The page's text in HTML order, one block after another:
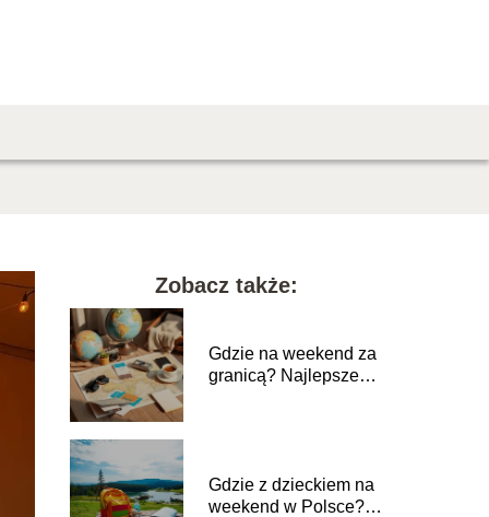
Zobacz także:
Gdzie na weekend za
granicą? Najlepsze
Gdzie z dzieckiem na
weekend w Polsce?